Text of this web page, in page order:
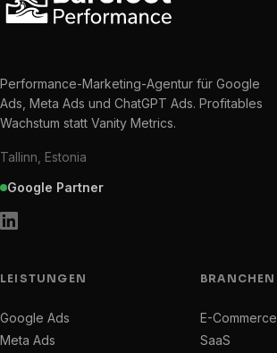
Performance-Marketing-Agentur für Google
Ads, Meta Ads und ChatGPT Ads. Profitables
Wachstum statt Vanity Metrics.
Tallinn, Estonia
Google Partner
LEISTUNGEN
Google Ads
Meta Ads
BRANCHEN
E-Commerce
SaaS